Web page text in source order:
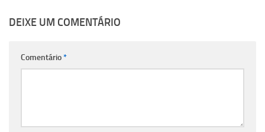
DEIXE UM COMENTÁRIO
Comentário*